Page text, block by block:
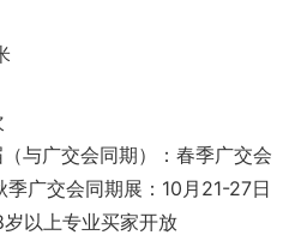
与广交会同期）：春季广交会
广交会同期展：10月21-27日
以上专业买家开放